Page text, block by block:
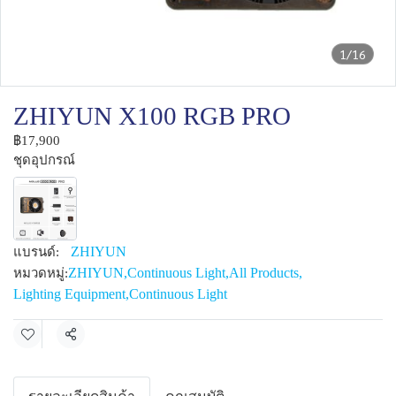
1/16
ZHIYUN X100 RGB PRO
฿17,900
ชุดอุปกรณ์
แบรนด์: ZHIYUN
หมวดหมู่:ZHIYUN,Continuous Light,All Products,
Lighting Equipment,Continuous Light
แชร์